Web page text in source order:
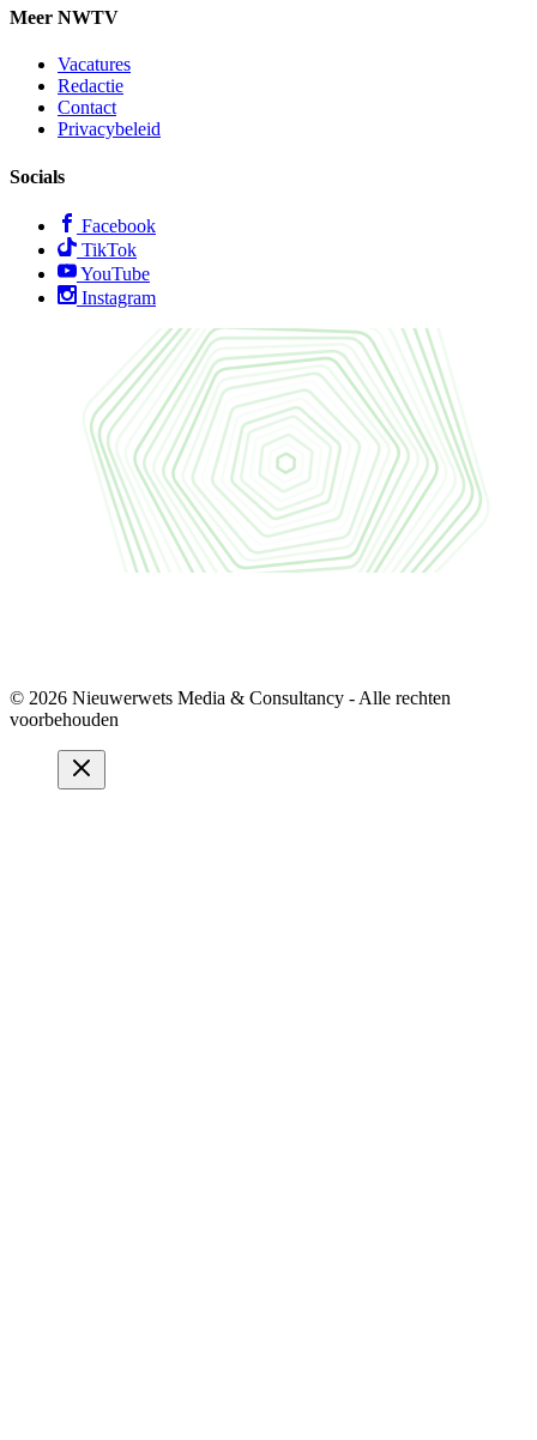
Meer NWTV
Vacatures
Redactie
Contact
Privacybeleid
Socials
Facebook
TikTok
YouTube
Instagram
© 2026 Nieuwerwets Media & Consultancy - Alle rechten
voorbehouden